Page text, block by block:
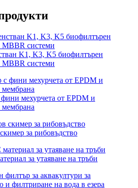
K1, K3, K5 биофилтърен
MBBR системи
мехурчета от EPDM и
мембрана
за рибовъдство
за утаяване на тръби